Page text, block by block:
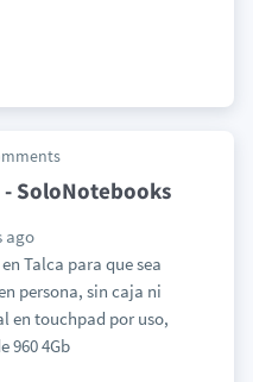
- SoloNotebooks
ago
Talca para que sea
persona, sin caja ni
en touchpad por uso,
960 4Gb